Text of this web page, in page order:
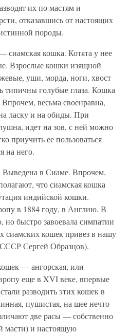
их по мастям и
отказавшись от настоящих
породы.
сиамская кошка. Котята у нее
Взрослые кошки изящной
уши, морда, ноги, хвост
типичны голубые глаза. Кошка
весьма своенравна,
ласку и на обиды. При
идет на зов, с ней можно
приучить ее пользоваться
на него.
Выведена в Сиаме. Впрочем,
что сиамская кошка
индийской кошки.
в 1884 году, в Англию. В
быстро завоевала симпатии
сиамских кошек привез в нашу
Сергей Образцов).
— ангорская, или
еще в XVI веке, впервые
разводить этих кошек в
пушистая, на шее нечто
две расы — собственно
масти) и настоящую